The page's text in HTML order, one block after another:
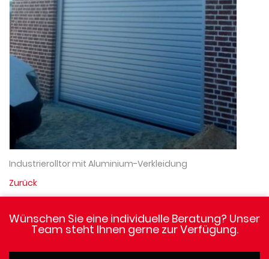
Industrierolltor mit Aluminium-Verkleidung
Zurück
Wünschen Sie eine individuelle Beratung? Unser
Team steht Ihnen gerne zur Verfügung.